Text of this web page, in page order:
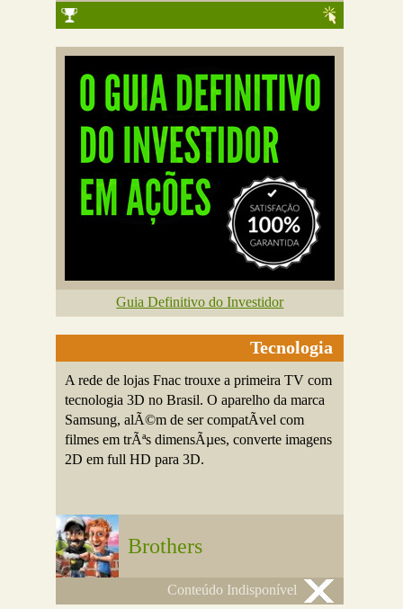
Guia Definitivo do Investidor
Tecnologia
A rede de lojas Fnac trouxe a primeira TV com
tecnologia 3D no Brasil. O aparelho da marca
Samsung, alÃ©m de ser compatÃ­vel com
filmes em trÃªs dimensÃµes, converte imagens
2D em full HD para 3D.
Brothers
Conteúdo Indisponível